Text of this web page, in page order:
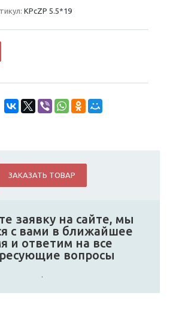
КРсZP 5.5*19
ЗАКАЗАТЬ ТОВАР
заявку на сайте, мы
с вами в ближайшее
и ответим на все
вопросы
.